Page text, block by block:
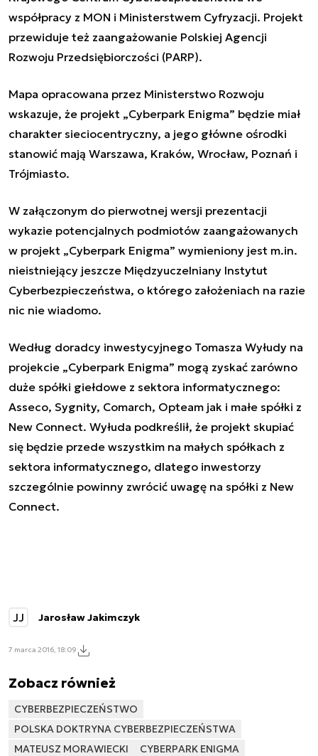
współpracy z MON i Ministerstwem Cyfryzacji. Projekt
przewiduje też zaangażowanie Polskiej Agencji
Rozwoju Przedsiębiorczości (PARP).
Mapa opracowana przez Ministerstwo Rozwoju
wskazuje, że projekt „Cyberpark Enigma” będzie miał
charakter sieciocentryczny, a jego główne ośrodki
stanowić mają Warszawa, Kraków, Wrocław, Poznań i
Trójmiasto.
W załączonym do pierwotnej wersji prezentacji
wykazie potencjalnych podmiotów zaangażowanych
w projekt „Cyberpark Enigma” wymieniony jest m.in.
nieistniejący jeszcze Międzyuczelniany Instytut
Cyberbezpieczeństwa, o którego założeniach na razie
nic nie wiadomo.
Według doradcy inwestycyjnego Tomasza Wyłudy na
projekcie „Cyberpark Enigma” mogą zyskać zarówno
duże spółki giełdowe z sektora informatycznego:
Asseco, Sygnity, Comarch, Opteam jak i małe spółki z
New Connect. Wyłuda podkreślił, że projekt skupiać
się będzie przede wszystkim na małych spółkach z
sektora informatycznego, dlatego inwestorzy
szczególnie powinny zwrócić uwagę na spółki z New
Connect.
JJ Jarosław Jakimczyk
7 marca 2016, 18:09
Zobacz również
CYBERBEZPIECZEŃSTWO
POLSKA DOKTRYNA CYBERBEZPIECZEŃSTWA
MATEUSZ MORAWIECKI
CYBERPARK ENIGMA